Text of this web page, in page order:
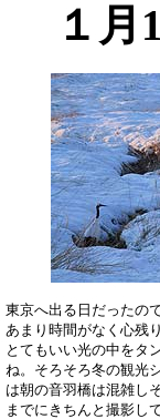
１月
東京へ出る日だったの
あまり時間がなく心残
とてもいい光の中をタ
ね。そろそろ冬の観光
は朝の音羽橋は混雑し
までにきちんと撮影し